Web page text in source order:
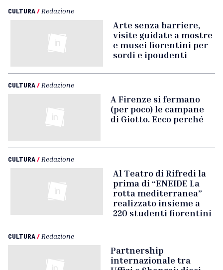
CULTURA/ Redazione
Arte senza barriere,
visite guidate a mostre
e musei fiorentini per
sordi e ipoudenti
CULTURA/ Redazione
A Firenze si fermano
(per poco) le campane
di Giotto. Ecco perché
CULTURA/ Redazione
Al Teatro di Rifredi la
prima di “ENEIDE La
rotta mediterranea”
realizzato insieme a
220 studenti fiorentini
CULTURA/ Redazione
Partnership
internazionale tra